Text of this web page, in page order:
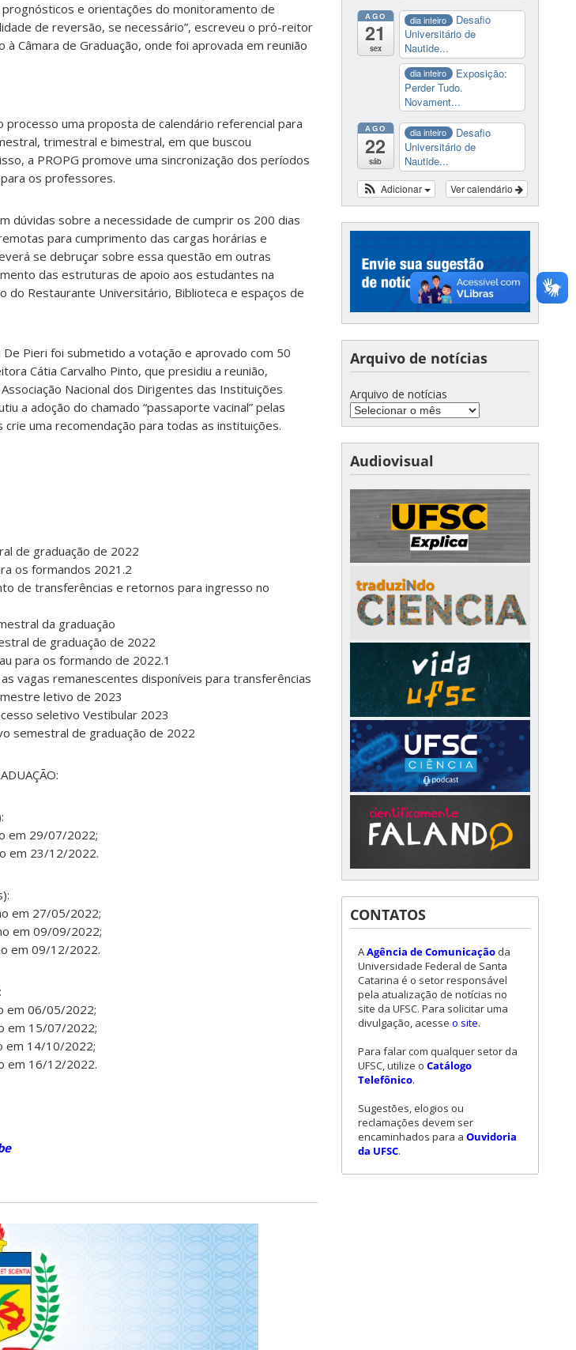
e orientações do monitoramento de
de reversão, se necessário”, escreveu o pró-reitor
Câmara de Graduação, onde foi aprovada em reunião
processo uma proposta de calendário referencial para
trimestral e bimestral, em que buscou
a PROPG promove uma sincronização dos períodos
os professores.
dúvidas sobre a necessidade de cumprir os 200 dias
para cumprimento das cargas horárias e
se debruçar sobre essa questão em outras
das estruturas de apoio aos estudantes na
do Restaurante Universitário, Biblioteca e espaços de
Pieri foi submetido a votação e aprovado com 50
Cátia Carvalho Pinto, que presidiu a reunião,
Nacional dos Dirigentes das Instituições
a adoção do chamado “passaporte vacinal” pelas
uma recomendação para todas as instituições.
de graduação de 2022
os formandos 2021.2
de transferências e retornos para ingresso no
da graduação
de graduação de 2022
para os formando de 2022.1
vagas remanescentes disponíveis para transferências
letivo de 2023
seletivo Vestibular 2023
semestral de graduação de 2022
em 29/07/2022;
em 23/12/2022.
em 27/05/2022;
em 09/09/2022;
em 09/12/2022.
em 06/05/2022;
em 15/07/2022;
em 14/10/2022;
em 16/12/2022.
AGO
21
sex
dia inteiro
Desafio
Universitário de
Nautide...
dia inteiro
Exposição:
Perder Tudo.
Novament...
AGO
22
sáb
dia inteiro
Desafio
Universitário de
Nautide...
Ver calendário
Adicionar
Arquivo de notícias
Arquivo de notícias
Audiovisual
CONTATOS
AAgência de Comunicação da
Universidade Federal de Santa
Catarina é o setor responsável
pela atualização de notícias no
site da UFSC. Para solicitar uma
divulgação, acesse o site.
Para falar com qualquer setor da
UFSC, utilize o Catálogo
Telefônico.
Sugestões, elogios ou
reclamações devem ser
encaminhados para a Ouvidoria
da UFSC.